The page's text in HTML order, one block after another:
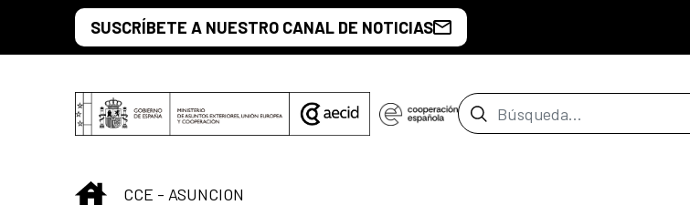
Saltar al contenido principal
SUSCRÍBETE A NUESTRO CANAL DE NOTICIAS
Barra de búsqueda
INICIO
CCE - ASUNCION